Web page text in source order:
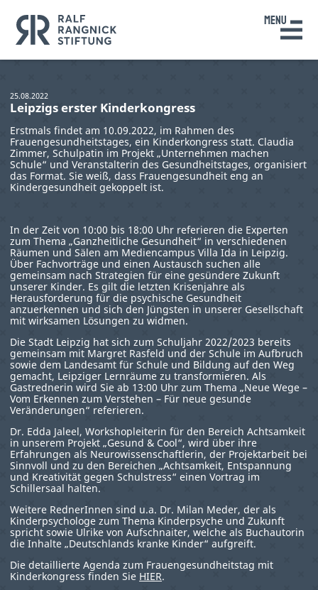
25.08.2022
Leipzigs erster Kinderkongress
Erstmals findet am 10.09.2022, im Rahmen des
Frauengesundheitstages, ein Kinderkongress statt. Claudia
Zimmer, Schulpatin im Projekt „Unternehmen machen
Schule“ und Veranstalterin des Gesundheitstages, organisiert
das Format. Sie weiß, dass Frauengesundheit eng an
Kindergesundheit gekoppelt ist.
In der Zeit von 10:00 bis 18:00 Uhr referieren die Experten
zum Thema „Ganzheitliche Gesundheit“ in verschiedenen
Räumen und Sälen am Mediencampus Villa Ida in Leipzig.
Über Fachvorträge und einen Austausch suchen alle
gemeinsam nach Strategien für eine gesündere Zukunft
unserer Kinder. Es gilt die letzten Krisenjahre als
Herausforderung für die psychische Gesundheit
anzuerkennen und sich den Jüngsten in unserer Gesellschaft
mit wirksamen Lösungen zu widmen.
Die Stadt Leipzig hat sich zum Schuljahr 2022/2023 bereits
gemeinsam mit Margret Rasfeld und der Schule im Aufbruch
sowie dem Landesamt für Schule und Bildung auf den Weg
gemacht, Leipziger Lernräume zu transformieren. Als
Gastrednerin wird Sie ab 13:00 Uhr zum Thema „Neue Wege –
Vom Erkennen zum Verstehen – Für neue gesunde
Veränderungen“ referieren.
Dr. Edda Jaleel, Workshopleiterin für den Bereich Achtsamkeit
in unserem Projekt „Gesund & Cool“, wird über ihre
Erfahrungen als Neurowissenschaftlerin, der Projektarbeit bei
Sinnvoll und zu den Bereichen „Achtsamkeit, Entspannung
und Kreativität gegen Schulstress“ einen Vortrag im
Schillersaal halten.
Weitere RednerInnen sind u.a. Dr. Milan Meder, der als
Kinderpsychologe zum Thema Kinderpsyche und Zukunft
spricht sowie Ulrike von Aufschnaiter, welche als Buchautorin
die Inhalte „Deutschlands kranke Kinder“ aufgreift.
Die detaillierte Agenda zum Frauengesundheitstag mit
Kinderkongress finden Sie HIER.